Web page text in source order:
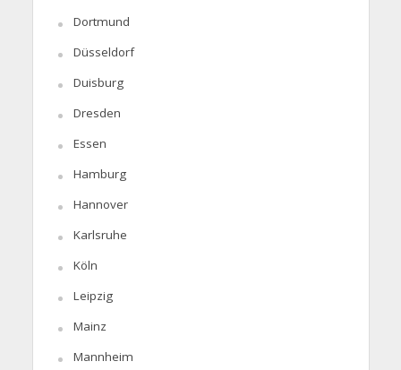
Dortmund
Düsseldorf
Duisburg
Dresden
Essen
Hamburg
Hannover
Karlsruhe
Köln
Leipzig
Mainz
Mannheim